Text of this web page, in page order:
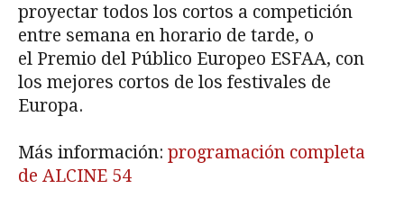
proyectar todos los cortos a competición
entre semana en horario de tarde, o
el Premio del Público Europeo ESFAA, con
los mejores cortos de los festivales de
Europa.
Más información: programación completa
de ALCINE 54